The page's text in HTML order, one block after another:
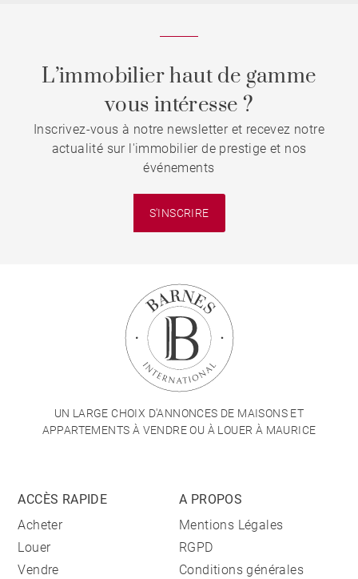
L’immobilier haut de gamme
vous intéresse ?
Inscrivez-vous à notre newsletter et recevez notre
actualité sur l'immobilier de prestige et nos
événements
S'INSCRIRE
UN LARGE CHOIX D'ANNONCES DE MAISONS ET
APPARTEMENTS À VENDRE OU À LOUER À MAURICE
ACCÈS RAPIDE
Acheter
Louer
Vendre
A PROPOS
Mentions Légales
RGPD
Conditions générales